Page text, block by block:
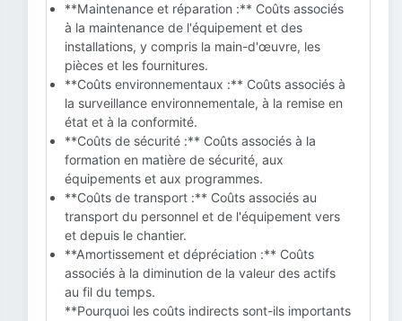
**Maintenance et réparation :** Coûts associés
à la maintenance de l'équipement et des
installations, y compris la main-d'œuvre, les
pièces et les fournitures.
**Coûts environnementaux :** Coûts associés à
la surveillance environnementale, à la remise en
état et à la conformité.
**Coûts de sécurité :** Coûts associés à la
formation en matière de sécurité, aux
équipements et aux programmes.
**Coûts de transport :** Coûts associés au
transport du personnel et de l'équipement vers
et depuis le chantier.
**Amortissement et dépréciation :** Coûts
associés à la diminution de la valeur des actifs
au fil du temps.
**Pourquoi les coûts indirects sont-ils importants